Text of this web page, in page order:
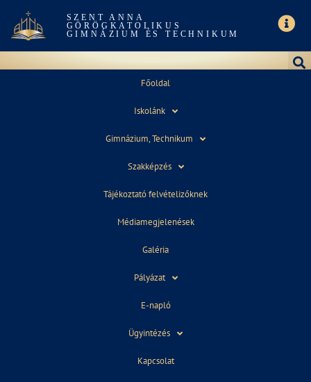
SZENT ANNA
GÖRÖGKATOLIKUS
GIMNÁZIUM ÉS TECHNIKUM
Főoldal
Iskolánk
Gimnázium, Technikum
Szakképzés
Tájékoztató felvételizőknek
Médiamegjelenések
Galéria
Pályázat
E-napló
Ügyintézés
Kapcsolat
ÉSZAK-ERDÉLY